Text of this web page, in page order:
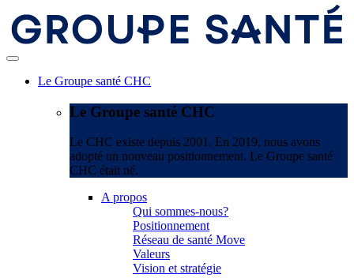
Le Groupe santé CHC
Le Groupe santé CHC
Le CHC existe depuis 2001. En 2019, nous avons
adopté un nouveau positionnement. Le Groupe santé
CHC était né.
A propos
Qui sommes-nous?
Positionnement
Réseau de santé Move
Valeurs
Vision et stratégie